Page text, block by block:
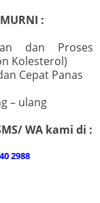
:
dan Proses
Kolesterol)
Cepat Panas
– ulang
WA kami di :
2988